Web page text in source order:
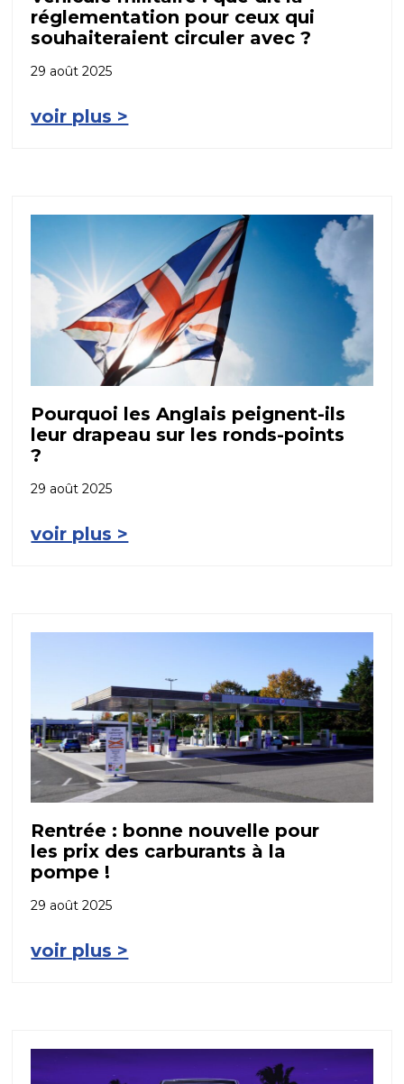
réglementation pour ceux qui
souhaiteraient circuler avec ?
29 août 2025
voir plus >
Pourquoi les Anglais peignent-ils
leur drapeau sur les ronds-points
?
29 août 2025
voir plus >
Rentrée : bonne nouvelle pour
les prix des carburants à la
pompe !
29 août 2025
voir plus >